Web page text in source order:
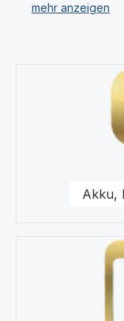
Taschen,
Für uns stehen
Produkte für
Wir halten eine
und
modernen
Kaufen Sie nur
Neo Fachhändler.
Gerne steht
Fragen zu
Kategoriegalerie
Akku,